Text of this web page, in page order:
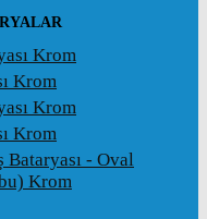
Krom
Krom
Krom
Krom
Bataryası - Oval
Krom